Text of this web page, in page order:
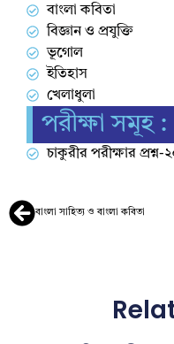
বাংলা কবিতা
বিজ্ঞান ও প্রযুক্তি
ভূগোল
ইতিহাস
খেলাধুলা
পরীক্ষা সমূহ :
চাকুরীর পরীক্ষার প্রশ্ন-
বাংলা সাহিত্য ও বাংলা কবিতা